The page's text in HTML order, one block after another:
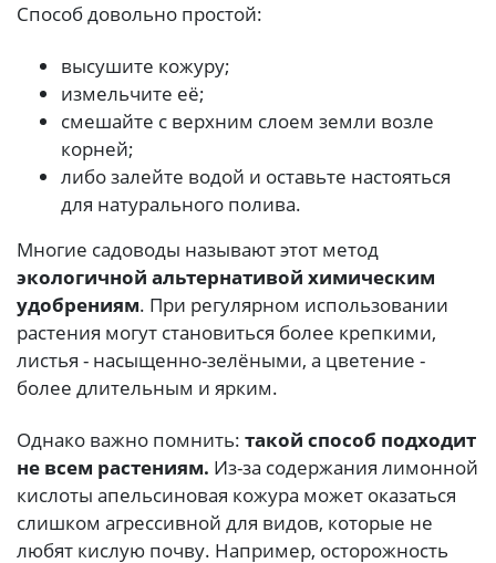
Способ довольно простой:
высушите кожуру;
измельчите её;
смешайте с верхним слоем земли возле
корней;
либо залейте водой и оставьте настояться
для натурального полива.
Многие садоводы называют этот метод
экологичной альтернативой химическим
удобрениям. При регулярном использовании
растения могут становиться более крепкими,
листья - насыщенно-зелёными, а цветение -
более длительным и ярким.
Однако важно помнить: такой способ подходит
не всем растениям. Из-за содержания лимонной
кислоты апельсиновая кожура может оказаться
слишком агрессивной для видов, которые не
любят кислую почву. Например, осторожность